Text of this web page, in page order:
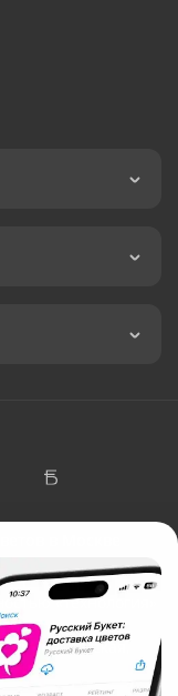
в Москве
«Технология»
Ипподромская,